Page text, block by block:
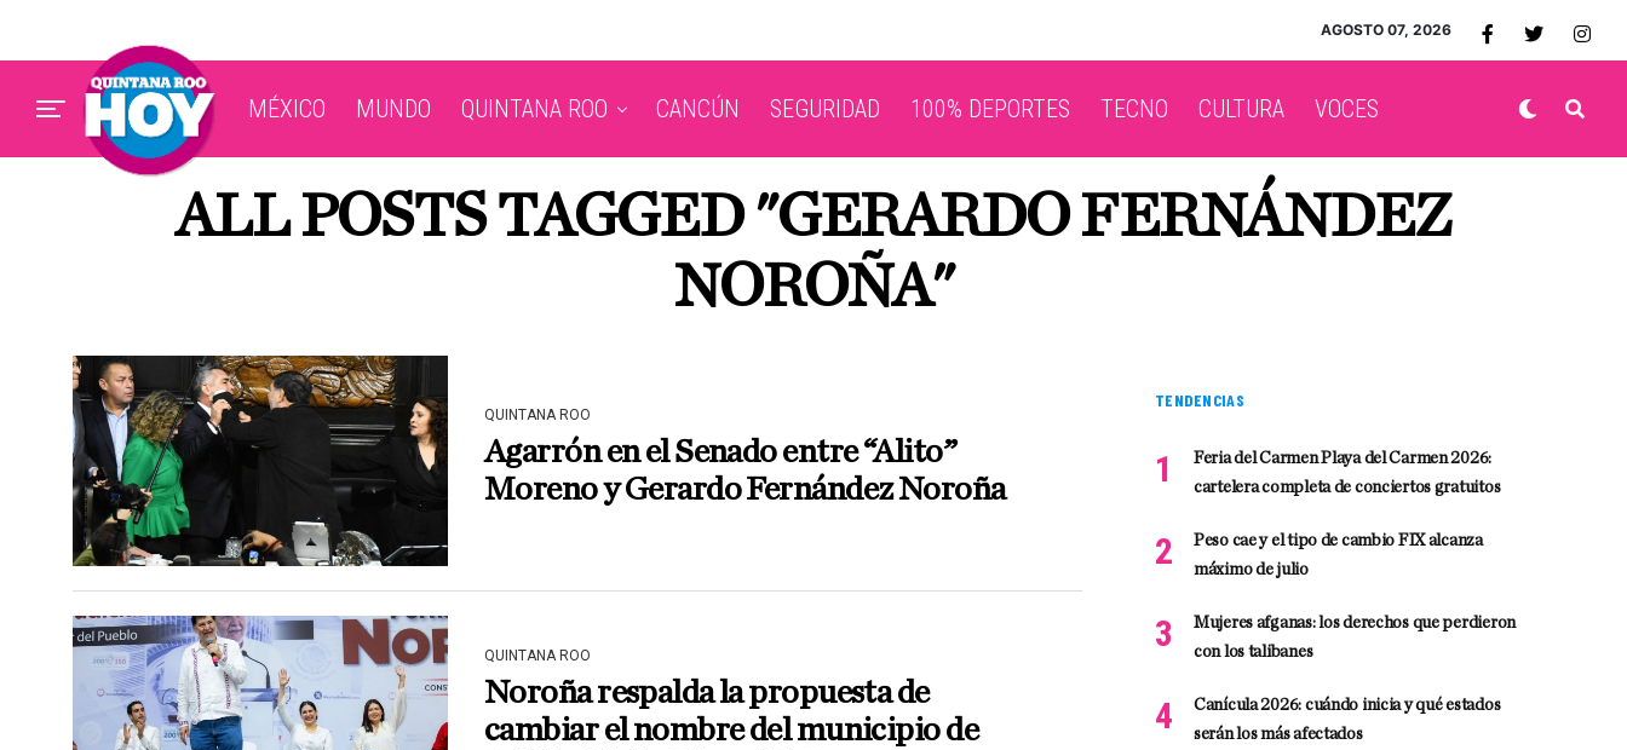
AGOSTO 07, 2026
MÉXICO MUNDO QUINTANA ROO CANCÚN SEGURIDAD 100% DEPORTES TECNO CULTURA VOCES
ALL POSTS TAGGED "GERARDO FERNÁNDEZ
NOROÑA"
QUINTANA ROO
Agarrón en el Senado entre “Alito”
Moreno y Gerardo Fernández Noroña
QUINTANA ROO
Noroña respalda la propuesta de
cambiar el nombre del municipio de
TENDENCIAS
Feria del Carmen Playa del Carmen 2026:
cartelera completa de conciertos gratuitos
Peso cae y el tipo de cambio FIX alcanza
máximo de julio
Mujeres afganas: los derechos que perdieron
con los talibanes
Canícula 2026: cuándo inicia y qué estados
serán los más afectados